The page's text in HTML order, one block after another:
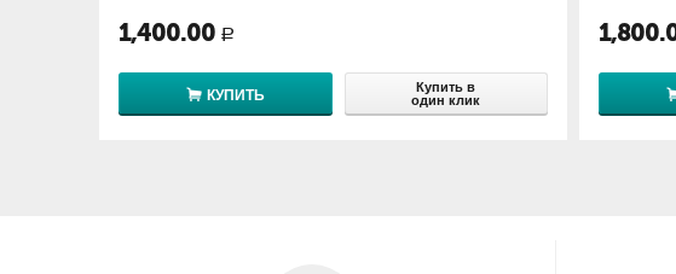
1,400.00 Р
КУПИТЬ
Купить в
один клик